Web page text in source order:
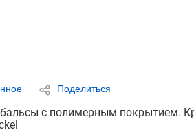
Поделиться
бальсы с полимерным покрытием.